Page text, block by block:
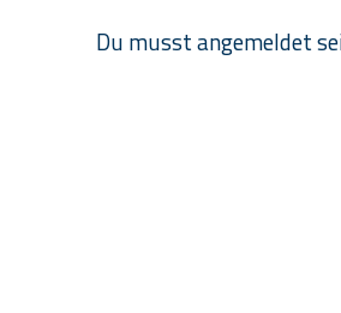
Du musstangemeldet